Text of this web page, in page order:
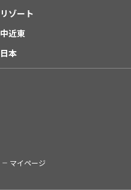
リゾート
中近東
日本
マイページ